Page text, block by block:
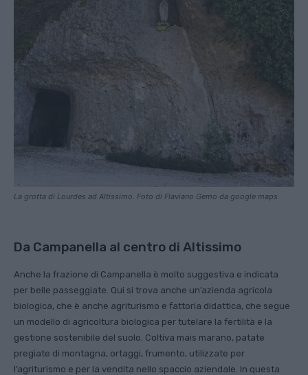
La grotta di Lourdes ad Altissimo. Foto di Flaviano Gemo da google maps
Da Campanella al centro di Altissimo
Anche la frazione di Campanella è molto suggestiva e indicata
per belle passeggiate. Qui si trova anche un’azienda agricola
biologica, che è anche agriturismo e fattoria didattica, che segue
un modello di agricoltura biologica per tutelare la fertilità e la
gestione sostenibile del suolo. Coltiva mais marano, patate
pregiate di montagna, ortaggi, frumento, utilizzate per
l’agriturismo e per la vendita nello spaccio aziendale. In questa